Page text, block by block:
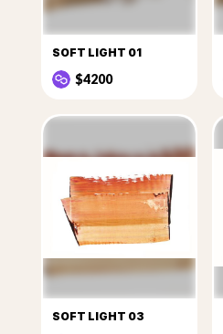
SOFT LIGHT 01
$4200
SOFT LIGHT 03